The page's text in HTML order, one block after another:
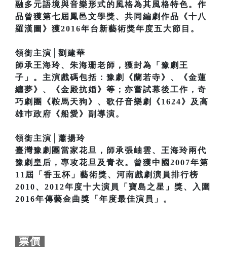
融多元語境與音樂形式的風格為其風格特色。作
品曾獲第七屆鳳邑文學獎、共同編劇作品《十八
羅漢圖》獲2016年台新藝術獎年度五大節目。
領銜主演│劉建華
師承王海玲、朱海珊老師，獲封為「豫劇王
子」。主演戲碼包括：豫劇《蘭若寺》、《金蓮
纏夢》、《金殿抗婚》等；亦嘗試幕後工作，奇
巧劇團《鞍馬天狗》、歌仔音樂劇《1624》及高
雄巿政府《船愛》副導演。
領銜主演│蕭揚玲
臺灣豫劇團當家花旦，師承張岫雲、王海玲兩代
豫劇皇后，專攻花旦及青衣。曾獲中國2007年第
11屆「香玉杯」藝術獎、河南戲劇演員排行榜
2010、2012年度十大演員「寶島之星」獎、入圍
2016年傳藝金曲獎「年度最佳演員」。
票價